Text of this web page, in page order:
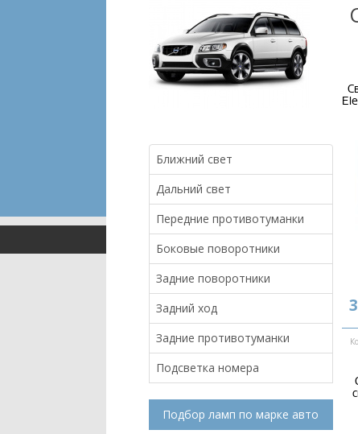
Ближний свет
Дальний свет
Передние противотуманки
Боковые поворотники
Задние поворотники
Задний ход
Задние противотуманки
Подсветка номера
Подбор ламп по марке авто